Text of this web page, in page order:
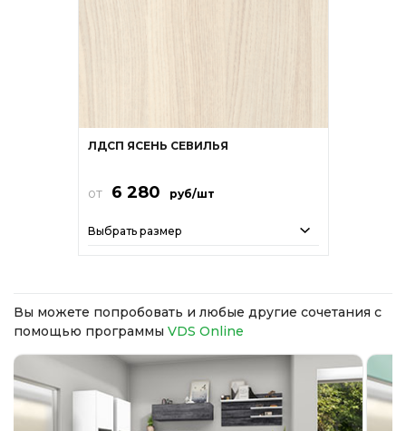
ЛДСП ЯСЕНЬ СЕВИЛЬЯ
от 6 280 руб/шт
Выбрать размер
Вы можете попробовать и любые другие сочетания с
помощью программы VDS Online